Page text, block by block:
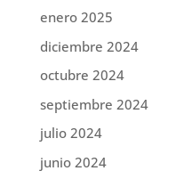
enero 2025
diciembre 2024
octubre 2024
septiembre 2024
julio 2024
junio 2024